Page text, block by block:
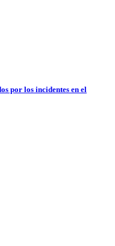
por los incidentes en el